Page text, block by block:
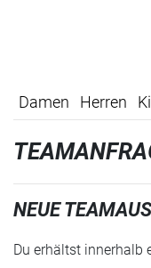
Damen Herren
NEUE
Du erhältst innerhalb